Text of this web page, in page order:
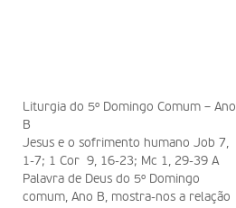
Liturgia do 5º Domingo Comum – Ano
B
Jesus e o sofrimento humano Job 7,
1-7; 1 Cor 9, 16-23; Mc 1, 29-39 A
Palavra de Deus do 5º Domingo
comum, Ano B, mostra-nos a relação